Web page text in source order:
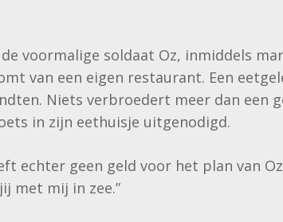
voormalige soldaat Oz, inmiddels
van een eigen restaurant. Een
Niets verbroedert meer dan een
in zijn eethuisje uitgenodigd.
echter geen geld voor het plan van
met mij in zee.”